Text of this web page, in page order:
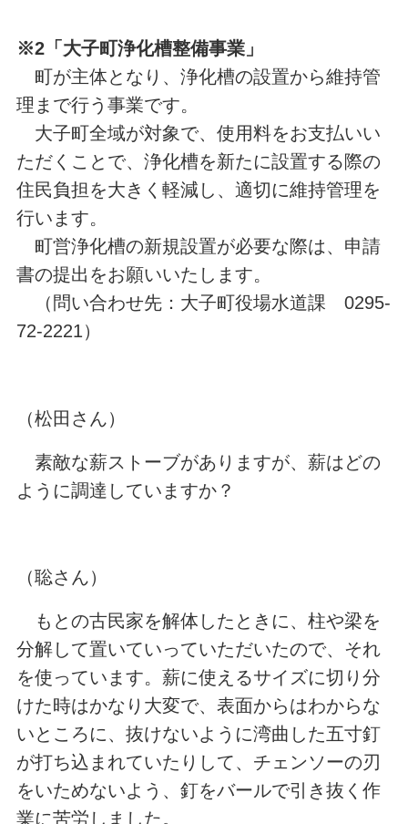
※2「大子町浄化槽整備事業」
町が主体となり、浄化槽の設置から維持管
理まで行う事業です。
大子町全域が対象で、使用料をお支払いい
ただくことで、浄化槽を新たに設置する際の
住民負担を大きく軽減し、適切に維持管理を
行います。
町営浄化槽の新規設置が必要な際は、申請
書の提出をお願いいたします。
（問い合わせ先：大子町役場水道課 0295-
72-2221）
（松田さん）
素敵な薪ストーブがありますが、薪はどの
ように調達していますか？
（聡さん）
もとの古民家を解体したときに、柱や梁を
分解して置いていっていただいたので、それ
を使っています。薪に使えるサイズに切り分
けた時はかなり大変で、表面からはわからな
いところに、抜けないように湾曲した五寸釘
が打ち込まれていたりして、チェンソーの刃
をいためないよう、釘をバールで引き抜く作
業に苦労しました。